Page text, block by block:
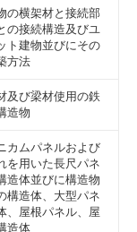
の横架材と接続部
の接続構造及びユ
ト建物並びにその
方法
及び梁材使用の鉄
造物
カムパネルおよび
を用いた長尺パネ
造体並びに構造物
構造体、大型パネ
、屋根パネル、屋
造体